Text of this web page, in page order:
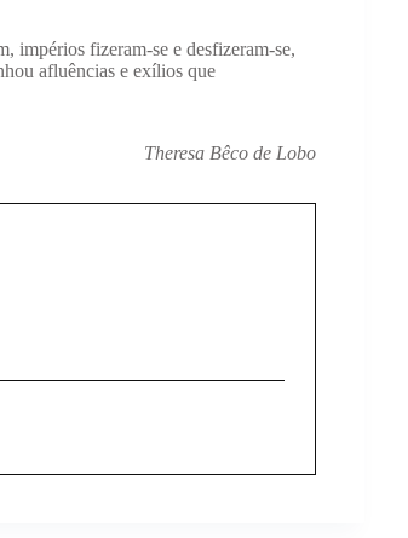
impérios fizeram-se e desfizeram-se,
afluências e exílios que
Theresa Bêco de Lobo